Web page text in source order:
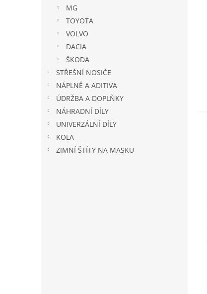
MG
TOYOTA
VOLVO
DACIA
ŠKODA
STŘEŠNÍ NOSIČE
NÁPLNĚ A ADITIVA
ÚDRŽBA A DOPLŇKY
NÁHRADNÍ DÍLY
UNIVERZÁLNÍ DÍLY
KOLA
ZIMNÍ ŠTÍTY NA MASKU